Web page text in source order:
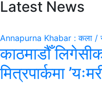
Latest News
Annapurna Khabar : कला /
काठमाडौँ
मित्रपार्कमा